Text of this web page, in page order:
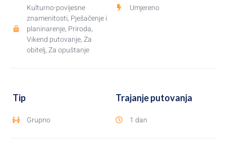
Kulturno-povijesne
znamenitosti, Pješačenje i
planinarenje, Priroda,
Vikend putovanje,Za
obitelj,Za opuštanje
Umjereno
Tip
Grupno
Trajanje putovanja
1 dan